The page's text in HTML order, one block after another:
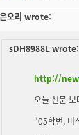
오리 wrote:
sDH8988L wrote:
http://
오늘 신문 보
"05학번, 미